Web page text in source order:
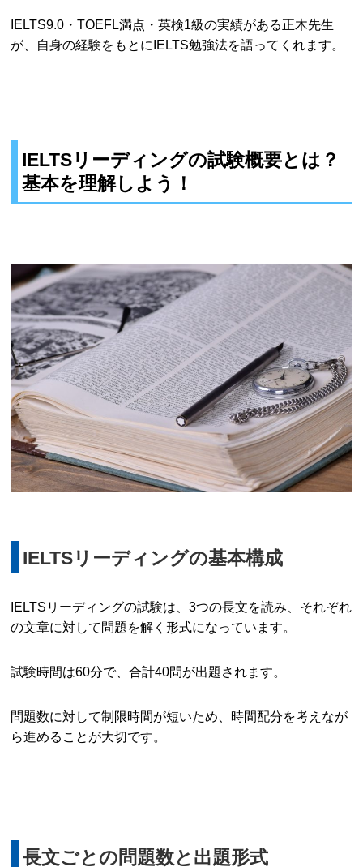
IELTS9.0・TOEFL満点・英検1級の実績がある正木先生
が、自身の経験をもとにIELTS勉強法を語ってくれます。
IELTSリーディングの試験概要とは？
基本を理解しよう！
IELTSリーディングの基本構成
IELTSリーディングの試験は、3つの長文を読み、それぞれ
の文章に対して問題を解く形式になっています。
試験時間は60分で、合計40問が出題されます。
問題数に対して制限時間が短いため、時間配分を考えなが
ら進めることが大切です。
長文ごとの問題数と出題形式